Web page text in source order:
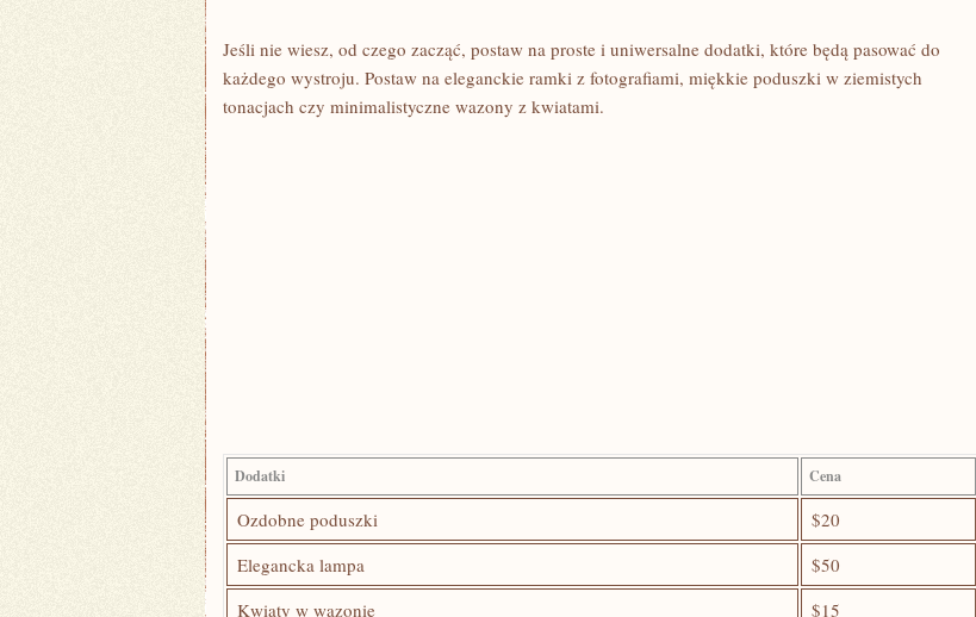
Jeśli nie wiesz,⁢ od czego zacząć, postaw na proste i⁤ uniwersalne dodatki, które będą pasować⁤ do
każdego wystroju. Postaw na eleganckie ramki z fotografiami, miękkie ⁢poduszki ⁢w ziemistych‍
tonacjach czy ⁢minimalistyczne wazony z⁢ kwiatami.
Dodatki Cena
Ozdobne poduszki
$20
Elegancka lampa
$50
Kwiaty w wazonie
$15